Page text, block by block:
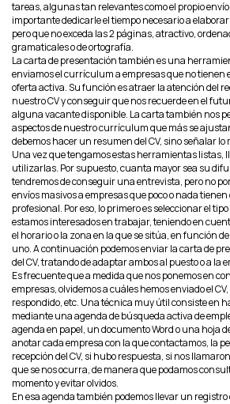
tareas, algunas tan relevantes como el propio
importante dedicarle el tiempo necesario a
pero que no exceda las 2 páginas, atractivo,
gramaticales o de ortografía.
La carta de presentación también es una
enviamos el currículum a empresas que no tienen
oferta activa. Su función es atraer la atención del
nuestro CV y conseguir que nos recuerde en el
alguna vacante disponible. La carta también nos
aspectos de nuestro currículum que más se
debemos hacer un resumen del CV, sino señalar lo
Una vez que tengamos estas herramientas listas,
utilizarlas. Por supuesto, cuanta mayor sea su
tendremos de conseguir una entrevista, pero no
envíos masivos a empresas que poco o nada
profesional. Por eso, lo primero es seleccionar el
estamos interesados en trabajar, teniendo en
el horario o la zona en la que se sitúa, en función
uno. A continuación podemos enviar la carta de
del CV, tratando de adaptar ambos al puesto o a la
Es frecuente que a medida que nos ponemos en
empresas, olvidemos a cuáles hemos enviado el
respondido, etc. Una técnica muy útil consiste en
mediante una agenda de búsqueda activa de
agenda en papel, un documento Word o una hoja
anotar cada empresa con la que contactamos, la
recepción del CV, si hubo respuesta, si nos
que se nos ocurra, de manera que podamos
momento y evitar olvidos.
En esa agenda también podemos llevar un registro